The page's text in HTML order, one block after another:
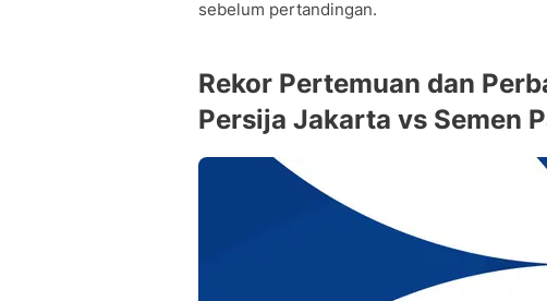
sebelum pertandingan.
Rekor Pertemuan dan
Persija Jakarta vs Semen